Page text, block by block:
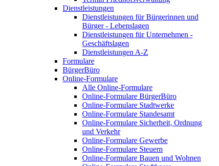
Dienstleistungen
Dienstleistungen für Bürgerinnen und
Bürger - Lebenslagen
Dienstleistungen für Unternehmen -
Geschäftslagen
Dienstleistungen A-Z
Formulare
BürgerBüro
Online-Formulare
Alle Online-Formulare
Online-Formulare BürgerBüro
Online-Formulare Stadtwerke
Online-Formulare Standesamt
Online-Formulare Sicherheit, Ordnung
und Verkehr
Online-Formulare Gewerbe
Online-Formulare Steuern
Online-Formulare Bauen und Wohnen